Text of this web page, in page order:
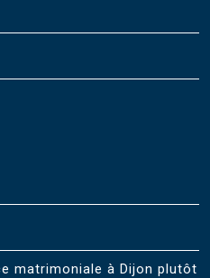
matrimoniale à Dijon plutôt